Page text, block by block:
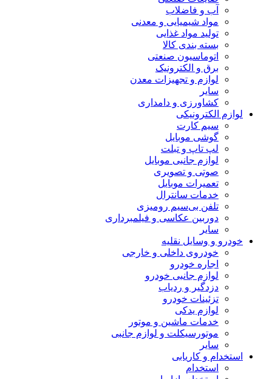
آب و فاضلاب
مواد شیمیایی و معدنی
تولید مواد غذایی
بسته بندی کالا
اتوماسیون صنعتی
برق و الکترونیک
لوازم و تجهیزات معدن
سایر
کشاورزی و دامداری
لوازم الکترونیکی
سیم کارت
گوشی موبایل
لپ تاپ و تبلت
لوازم جانبی موبایل
صوتی و تصویری
تعمیرات موبایل
خدمات سانترال
تلفن بی‌سیم رومیزی
دوربین عکاسی و فیلمبرداری
سایر
خودرو و وسایل نقلیه
خودروی داخلی و خارجی
اجاره خودرو
لوازم جانبی خودرو
دزدگیر و ردیاب
تزئینات خودرو
لوازم یدکی
خدمات ماشین و موتور
موتورسیکلت و لوازم جانبی
سایر
استخدام و کاریابی
استخدام